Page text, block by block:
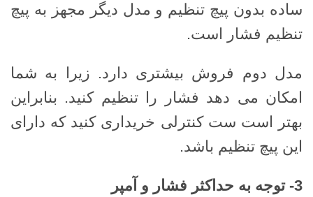
ساده بدون پیچ تنظیم و مدل دیگر مجهز به پیچ
تنظیم فشار است.
مدل دوم فروش بیشتری دارد. زیرا به شما
امکان می دهد فشار را تنظیم کنید. بنابراین
بهتر است ست کنترلی خریداری کنید که دارای
این پیچ تنظیم باشد.
3- توجه به حداکثر فشار و آمپر